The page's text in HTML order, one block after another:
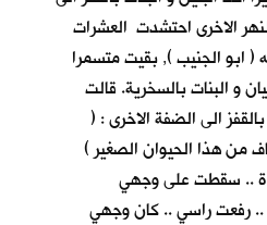
الاخرى احتشدت العشرات
ابو الجنيب ), بقيت متسمرا
و البنات بالسخرية. قالت
الى الضفة الاخرى : (
من هذا الحيوان الصغير )
.. سقطت على وجهي
رفعت راسي .. كان وجهي